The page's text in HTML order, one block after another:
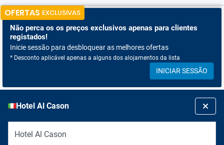
OFERTAS EXCLUSIVAS
Não perca os os preços exclusivos apenas para clientes
registados!
Inicie sessão para desbloquear as melhores ofertas
* Desconto aplicável apenas a alguns dos alojamentos da lista
INICIAR SESSÃO
Hotel Al Cason
Hotel Al Cason